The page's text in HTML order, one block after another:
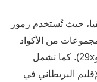
حيث تُستخدم رموز
(20، 27) مع سبع مجموعات من الأكواد
المكوّنة من ثلاث أرقام (من 21x إلى 26x و29x). كما تشمل
البريطاني في